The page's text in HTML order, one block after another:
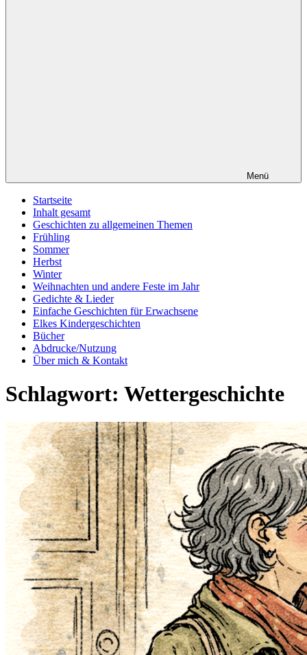
Menü
Startseite
Inhalt gesamt
Geschichten zu allgemeinen Themen
Frühling
Sommer
Herbst
Winter
Weihnachten und andere Feste im Jahr
Gedichte & Lieder
Einfache Geschichten für Erwachsene
Elkes Kindergeschichten
Bücher
Abdrucke/Nutzung
Über mich & Kontakt
Schlagwort: Wettergeschichte